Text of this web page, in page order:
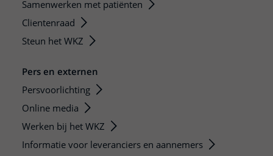
Samenwerken met patiënten
Clientenraad
Steun het WKZ
Pers en externen
Persvoorlichting
Online media
Werken bij het WKZ
Informatie voor leveranciers en aannemers